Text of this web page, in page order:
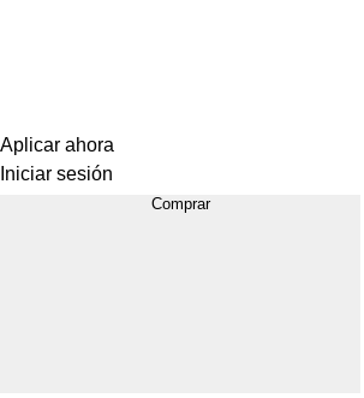
Aplicar ahora
Iniciar sesión
Comprar